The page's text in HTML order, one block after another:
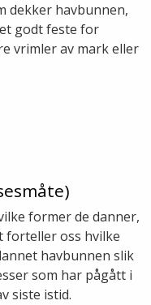
dekker havbunnen,
godt feste for
vrimler av mark eller
former de danner,
forteller oss hvilke
havbunnen slik
som har pågått i
siste istid.